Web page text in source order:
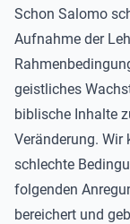
Schon Salomo
Aufnahme der
geistliches
biblische Inhalte
Veränderung. Wir
schlechte
folgenden
bereichert und